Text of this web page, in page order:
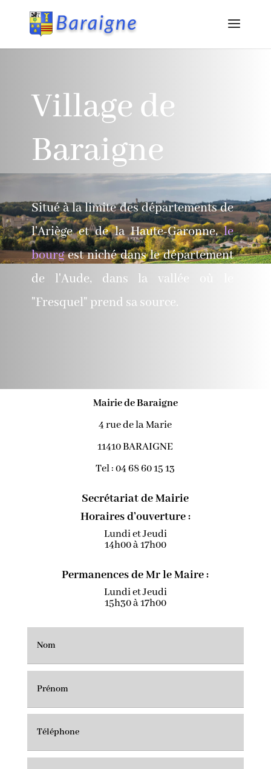
Village de
Baraigne
Situé à la limite des départements de
l'Ariège et de la Haute-Garonne,le
bourgest niché dans le département
de l'Aude, dans la vallée où le
"Fresquel" prend sa source.
Mairie de Baraigne
4 rue de la Marie
11410 BARAIGNE
Tel : 04 68 60 15 13
Secrétariat de Mairie
Horaires d’ouverture :
Lundi et Jeudi
14h00 à 17h00
Permanences de Mr le Maire :
Lundi et Jeudi
15h30 à 17h00